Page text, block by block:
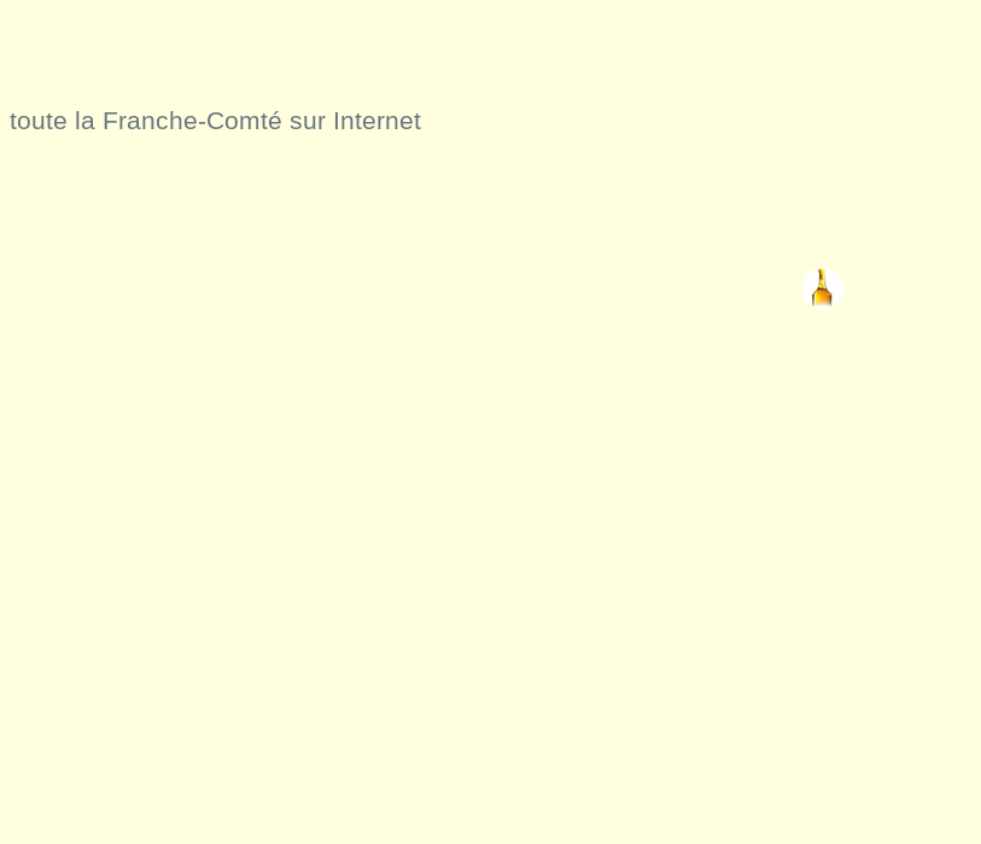
toute la Franche-Comté sur Internet